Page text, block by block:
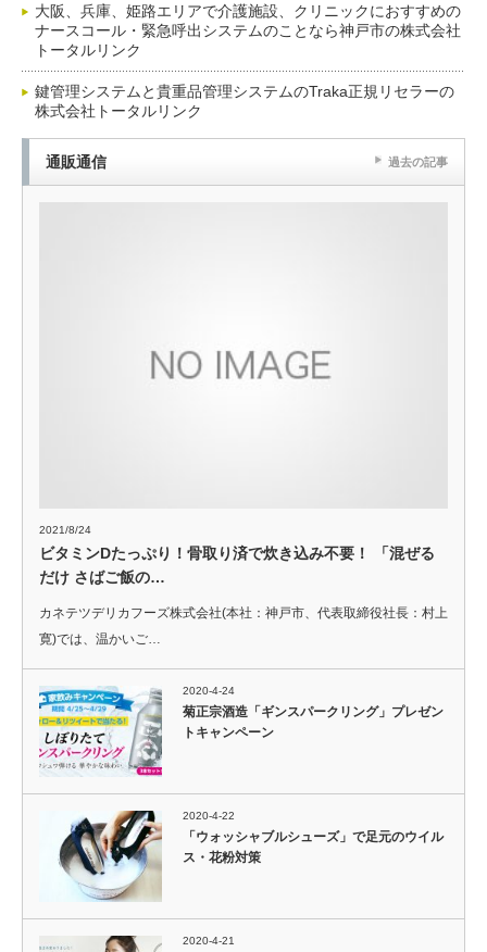
大阪、兵庫、姫路エリアで介護施設、クリニックにおすすめの
ナースコール・緊急呼出システムのことなら神戸市の株式会社
トータルリンク
鍵管理システムと貴重品管理システムのTraka正規リセラーの
株式会社トータルリンク
通販通信 過去の記事
2021/8/24
ビタミンDたっぷり！骨取り済で炊き込み不要！ 「混ぜる
だけ さばご飯の…
カネテツデリカフーズ株式会社(本社：神戸市、代表取締役社長：村上
寛)では、温かいご…
2020-4-24
菊正宗酒造「ギンスパークリング」プレゼン
トキャンペーン
2020-4-22
「ウォッシャブルシューズ」で足元のウイル
ス・花粉対策
2020-4-21